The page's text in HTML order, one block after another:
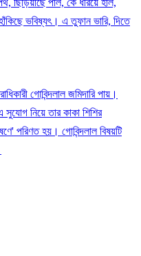
ছিঁড়িয়াছে পাল, কে ধরিয়ে হাল,
ভবিষ্যৎ। এ তুফান ভারি, দিতে
গোবিন্দলাল জমিদারি পায়।
নিয়ে তার কাকা শিশির
পরিণত হয়। গোবিন্দলাল বিষয়টি